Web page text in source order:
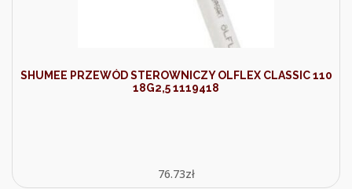
SHUMEE PRZEWÓD STEROWNICZY OLFLEX CLASSIC 110
18G2,5 1119418
76.73zł